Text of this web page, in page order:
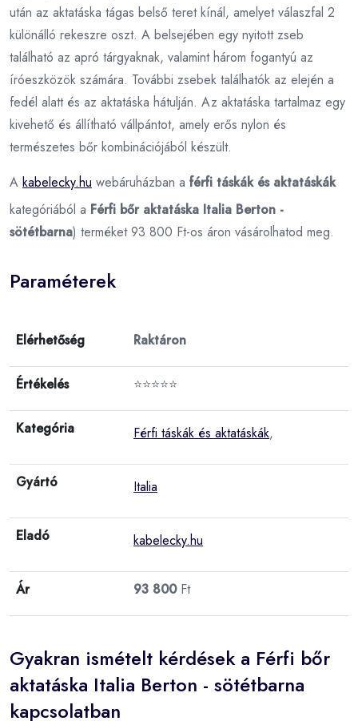
után az aktatáska tágas belső teret kínál, amelyet válaszfal 2
különálló rekeszre oszt. A belsejében egy nyitott zseb
található az apró tárgyaknak, valamint három fogantyú az
íróeszközök számára. További zsebek találhatók az elején a
fedél alatt és az aktatáska hátulján. Az aktatáska tartalmaz egy
kivehető és állítható vállpántot, amely erős nylon és
természetes bőr kombinációjából készült.
A kabelecky.hu webáruházban a férfi táskák és aktatáskák
kategóriából a Férfi bőr aktatáska Italia Berton -
sötétbarna) terméket 93 800 Ft-os áron vásárolhatod meg.
Paraméterek
Elérhetőség Raktáron
Értékelés ⭐⭐⭐⭐⭐
Kategória Férfi táskák és aktatáskák,
Gyártó Italia
Eladó kabelecky.hu
Ár 93 800Ft
Gyakran ismételt kérdések a Férfi bőr
aktatáska Italia Berton - sötétbarna
kapcsolatban